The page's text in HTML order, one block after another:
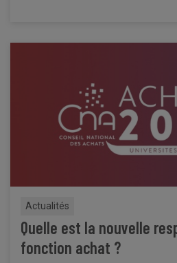
Actualités
Quelle est la nouvelle
fonction achat ?